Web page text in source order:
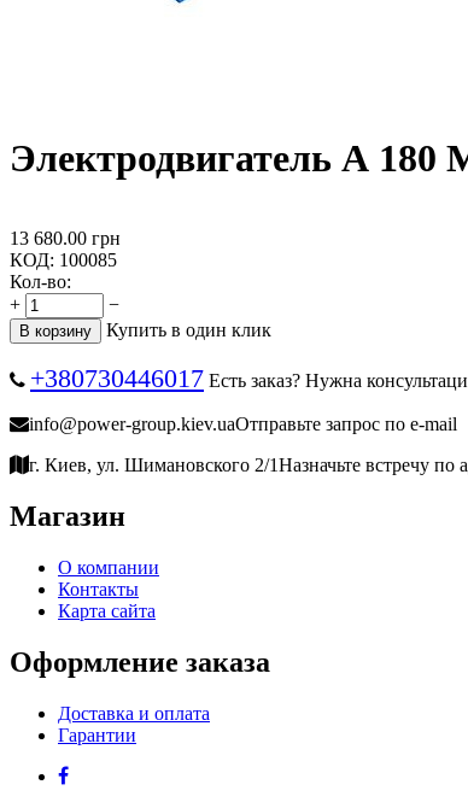
Электродвигатель А 180
13 680.00 грн
КОД: 100085
Кол-во:
+
−
В корзину Купить в один клик
+380730446017 Есть заказ? Нужна
info@power-group.kiev.uaОтправьте запрос по e-mail
г. Киев, ул. Шимановского 2/1Назначьте встречу по
Магазин
О компании
Контакты
Карта сайта
Оформление заказа
Доставка и оплата
Гарантии